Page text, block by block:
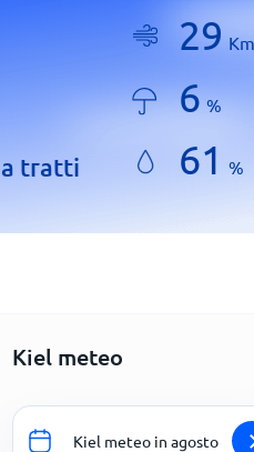
a tratti
29
6 %
61 %
Kiel meteo
Kiel meteo in agosto